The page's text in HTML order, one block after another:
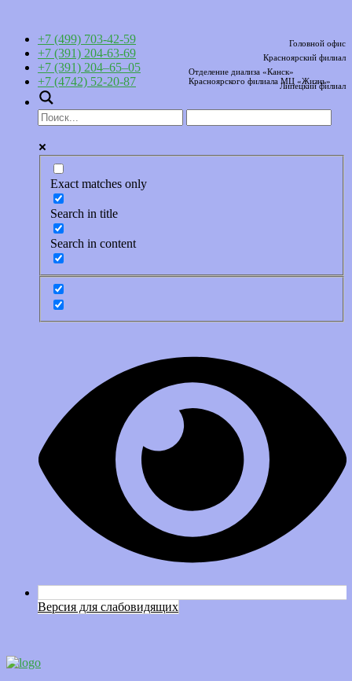
+7 (499) 703-42-59 Головной офис
+7 (391) 204-63-69 Красноярский филиал
+7 (391) 204–65–05
Отделение диализа «Канск»
Красноярского филиала МЦ «Жизнь»
+7 (4742) 52-20-87 Липецкий филиал
Exact matches only
Search in title
Search in content
Версия для слабовидящих